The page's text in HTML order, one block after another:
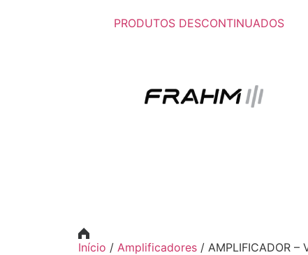
PRODUTOS DESCONTINUADOS
Início / Amplificadores / AMPLIFICADOR –